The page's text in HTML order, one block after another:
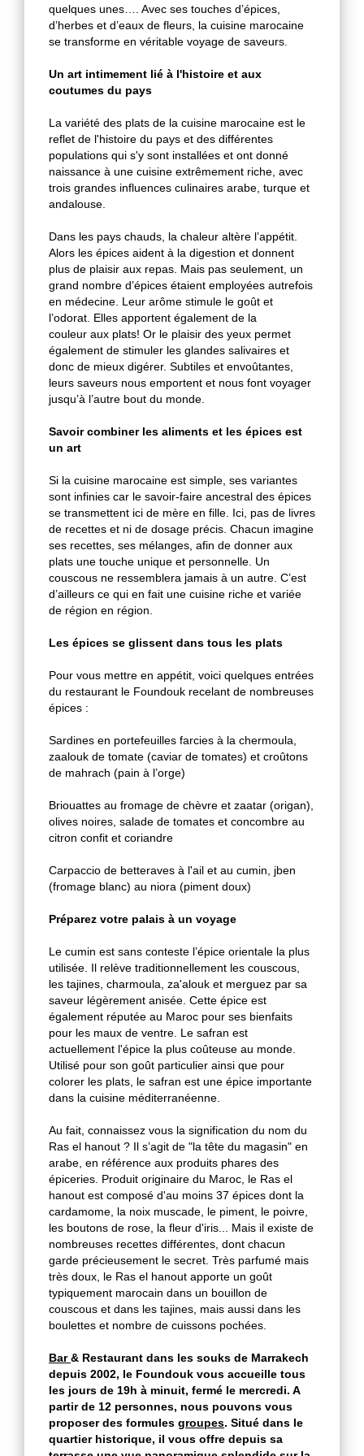
quelques unes…. Avec ses touches d’épices,
d’herbes et d’eaux de fleurs, la cuisine marocaine
se transforme en véritable voyage de saveurs.
Un art intimement lié à l'histoire et aux
coutumes du pays
La variété des plats de la cuisine marocaine est le
reflet de l'histoire du pays et des différentes
populations qui s'y sont installées et ont donné
naissance à une cuisine extrêmement riche, avec
trois grandes influences culinaires arabe, turque et
andalouse.
Dans les pays chauds, la chaleur altère l’appétit.
Alors les épices aident à la digestion et donnent
plus de plaisir aux repas. Mais pas seulement, un
grand nombre d’épices étaient employées autrefois
en médecine. Leur arôme stimule le goût et
l’odorat. Elles apportent également de la
couleur aux plats! Or le plaisir des yeux permet
également de stimuler les glandes salivaires et
donc de mieux digérer. Subtiles et envoûtantes,
leurs saveurs nous emportent et nous font voyager
jusqu’à l’autre bout du monde.
Savoir combiner les aliments et les épices est
un art
Si la cuisine marocaine est simple, ses variantes
sont infinies car le savoir-faire ancestral des épices
se transmettent ici de mère en fille. Ici, pas de livres
de recettes et ni de dosage précis. Chacun imagine
ses recettes, ses mélanges, afin de donner aux
plats une touche unique et personnelle. Un
couscous ne ressemblera jamais à un autre. C’est
d’ailleurs ce qui en fait une cuisine riche et variée
de région en région.
Les épices se glissent dans tous les plats
Pour vous mettre en appétit, voici quelques entrées
du restaurant le Foundouk recelant de nombreuses
épices :
Sardines en portefeuilles farcies à la chermoula,
zaalouk de tomate (caviar de tomates) et croûtons
de mahrach (pain à l’orge)
Briouattes au fromage de chèvre et zaatar (origan),
olives noires, salade de tomates et concombre au
citron confit et coriandre
Carpaccio de betteraves à l'ail et au cumin, jben
(fromage blanc) au niora (piment doux)
Préparez votre palais à un voyage
Le cumin est sans conteste l’épice orientale la plus
utilisée. Il relève traditionnellement les couscous,
les tajines, charmoula, za'alouk et merguez par sa
saveur légèrement anisée. Cette épice est
également réputée au Maroc pour ses bienfaits
pour les maux de ventre. Le safran est
actuellement l'épice la plus coûteuse au monde.
Utilisé pour son goût particulier ainsi que pour
colorer les plats, le safran est une épice importante
dans la cuisine méditerranéenne.
Au fait, connaissez vous la signification du nom du
Ras el hanout ? Il s’agit de "la tête du magasin" en
arabe, en référence aux produits phares des
épiceries. Produit originaire du Maroc, le Ras el
hanout est composé d'au moins 37 épices dont la
cardamome, la noix muscade, le piment, le poivre,
les boutons de rose, la fleur d'iris... Mais il existe de
nombreuses recettes différentes, dont chacun
garde précieusement le secret. Très parfumé mais
très doux, le Ras el hanout apporte un goût
typiquement marocain dans un bouillon de
couscous et dans les tajines, mais aussi dans les
boulettes et nombre de cuissons pochées.
Bar& Restaurant dans les souks de Marrakech
depuis 2002, le Foundouk vous accueille tous
les jours de 19h à minuit, fermé le mercredi. A
partir de 12 personnes, nous pouvons vous
proposer des formules groupes. Situé dans le
quartier historique, il vous offre depuis sa